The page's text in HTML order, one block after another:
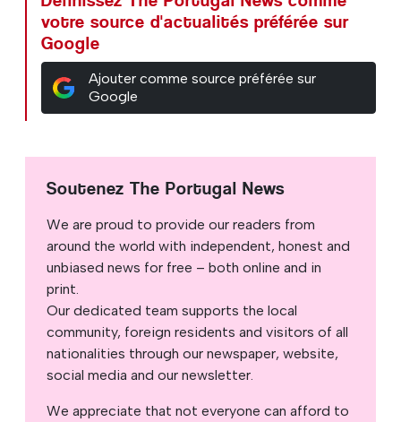
votre source d'actualités préférée sur
Google
Ajouter comme source préférée sur
Google
Soutenez The Portugal News
We are proud to provide our readers from
around the world with independent, honest and
unbiased news for free – both online and in
print.
Our dedicated team supports the local
community, foreign residents and visitors of all
nationalities through our newspaper, website,
social media and our newsletter.
We appreciate that not everyone can afford to